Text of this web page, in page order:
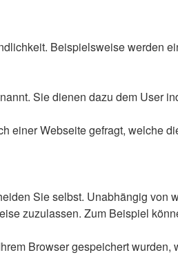
Beispielsweise werden
Sie dienen dazu dem User
einer Webseite gefragt, welche
Sie selbst. Unabhängig
zuzulassen. Zum Beispiel
Browser gespeichert